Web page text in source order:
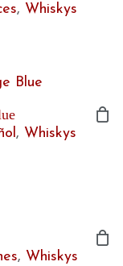
, Whiskys
, Whiskys
, Whiskys